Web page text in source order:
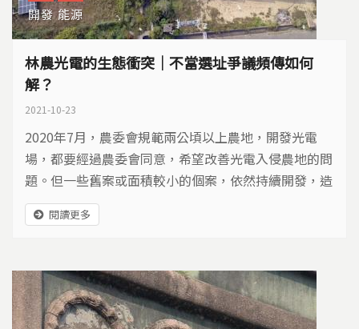
開發 能源
林農光電的生態衝突｜不當選址爭議頻傳如何
解？
2021-10-23
2020年7月，農委會規範兩公頃以上農地，開發光電
場，都要經過農委會同意，希望改善光電入侵農地的問
題。但一些舊案或面積較小的個案，依然持續開發，造
成光電的生態衝突。
閱讀更多